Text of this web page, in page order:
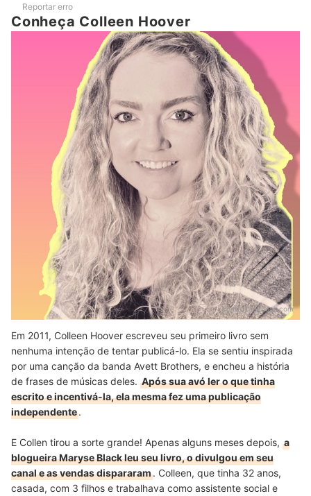
Reportar erro
Conheça Colleen Hoover
Fonte:facebook.com
Em 2011, Colleen Hoover escreveu seu primeiro livro sem
nenhuma intenção de tentar publicá-lo. Ela se sentiu inspirada
por uma canção da banda Avett Brothers, e encheu a história
de frases de músicas deles. Após sua avó ler o que tinha
escrito e incentivá-la, ela mesma fez uma publicação
independente.
E Collen tirou a sorte grande! Apenas alguns meses depois, a
blogueira Maryse Black leu seu livro, o divulgou em seu
canal e as vendas dispararam. Colleen, que tinha 32 anos,
casada, com 3 filhos e trabalhava como assistente social e